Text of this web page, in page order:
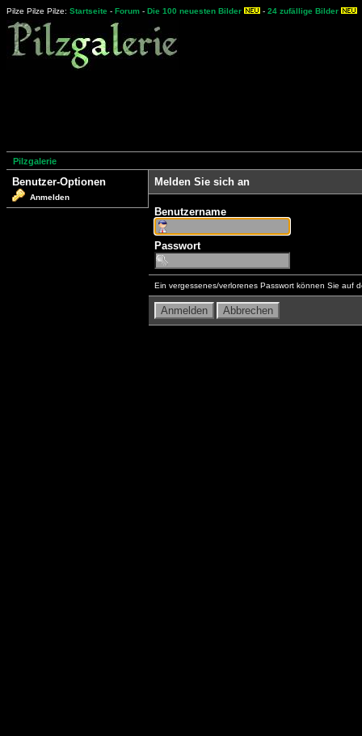
Pilze Pilze Pilze: Startseite - Forum - Die 100 neuesten Bilder - 24 zufällige Bilder
Pilzgalerie
Benutzer-Optionen
Anmelden
Melden Sie sich an
Benutzername
Passwort
Ein vergessenes/verlorenes Passwort können Sie auf